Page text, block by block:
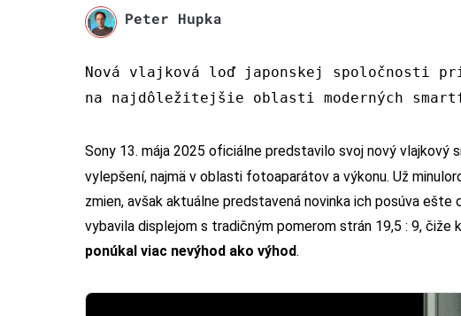
Peter Hupka
Nová vlajková loď japonskej spoločnosti
na najdôležitejšie oblasti moderných
Sony 13. mája 2025 oficiálne predstavilo svoj nový vlajkový
vylepšení, najmä v oblasti fotoaparátov a výkonu. Už
zmien, avšak aktuálne predstavená novinka ich posúva
vybavila displejom s tradičným pomerom strán 19,5 : 9, čiže
ponúkal viac nevýhod ako výhod.